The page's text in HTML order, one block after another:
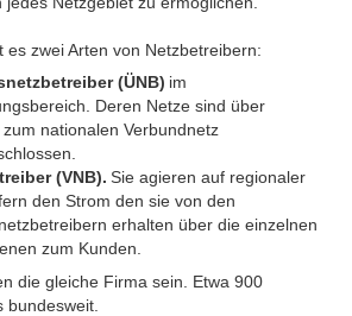
es zwei Arten von Netzbetreibern:
(ÜNB) im
Deren Netze sind über
nationalen Verbundnetz
(VNB). Sie agieren auf regionaler
den Strom den sie von den
erhalten über die einzelnen
zum Kunden.
die gleiche Firma sein. Etwa 900
bundesweit.